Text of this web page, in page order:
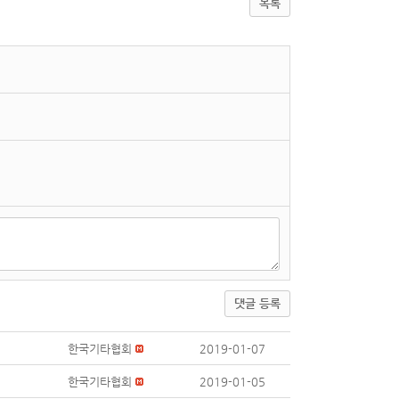
목록
댓글 등록
한국기타협회 2019-01-07
한국기타협회 2019-01-05